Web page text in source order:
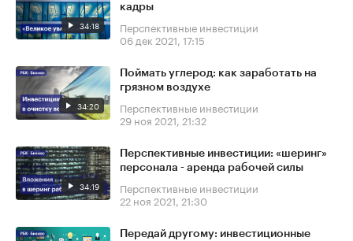
34:18
кадры
Перспективные инвестиции
06 дек 2021, 17:15
34:20
Поймать углерод: как заработать на
грязном воздухе
Перспективные инвестиции
29 ноя 2021, 21:32
34:19
Перспективные инвестиции: «шеринг»
персонала - аренда рабочей силы
Перспективные инвестиции
22 ноя 2021, 21:30
Передай другому: инвестиционные